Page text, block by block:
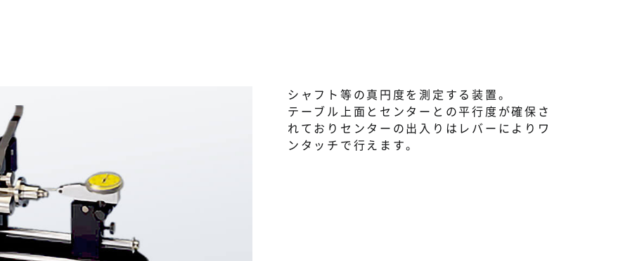
シャフト等の真円度を測定する装置。
テーブル上面とセンターとの平行度が確保さ
れておりセンターの出入りはレバーによりワ
ンタッチで行えます。